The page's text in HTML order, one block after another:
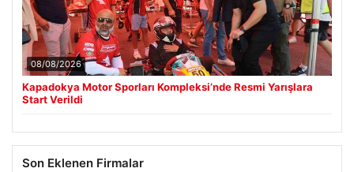
08/08/2026
Kapadokya Motor Sporları Kompleksi’nde Resmi Yarışlara
Start Verildi
Son Eklenen Firmalar